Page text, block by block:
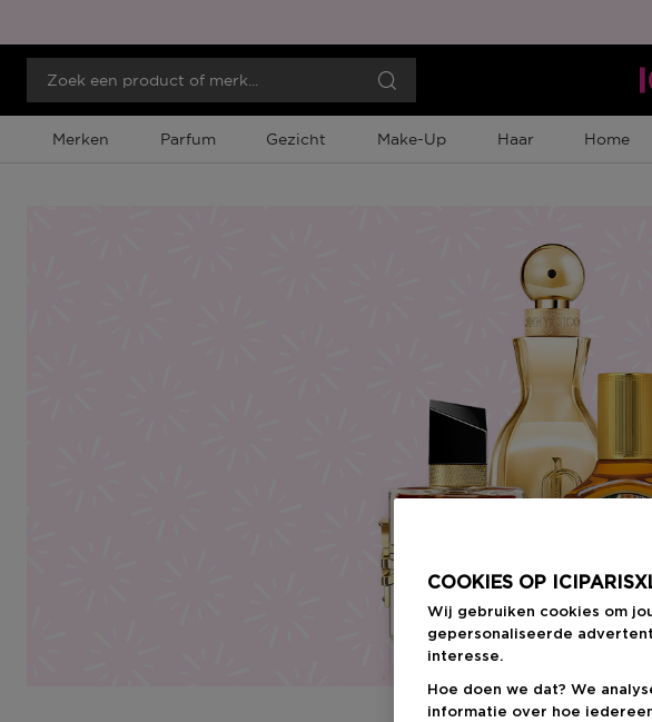
Merken Parfum Gezicht Make-Up Haar Home
COOKIES OP
Wij gebruiken cookies om
gepersonaliseerde
interesse.
Hoe doen we dat? We
informatie over hoe